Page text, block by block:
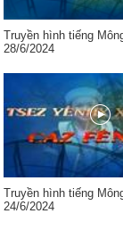
Truyền hình tiếng
28/6/2024
Truyền hình tiếng
24/6/2024